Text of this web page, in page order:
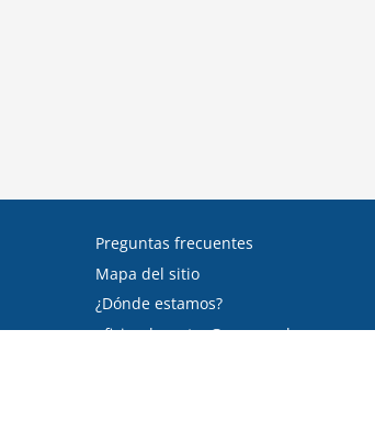
Preguntas frecuentes
Mapa del sitio
¿Dónde estamos?
oficinadepartes@suseso.cl